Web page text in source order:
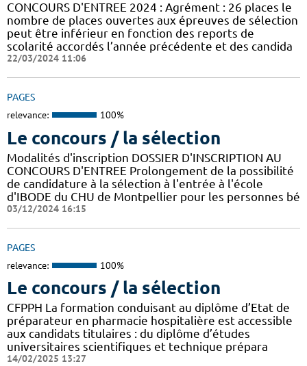
CONCOURS D'ENTREE 2024 : Agrément : 26 places le
nombre de places ouvertes aux épreuves de sélection
peut être inférieur en fonction des reports de
scolarité accordés l’année précédente et des candida
22/03/2024 11:06
PAGES
relevance: 100%
Le concours / la sélection
Modalités d'inscription DOSSIER D'INSCRIPTION AU
CONCOURS D'ENTREE Prolongement de la possibilité
de candidature à la sélection à l'entrée à l'école
d'IBODE du CHU de Montpellier pour les personnes bé
03/12/2024 16:15
PAGES
relevance: 100%
Le concours / la sélection
CFPPH La formation conduisant au diplôme d’Etat de
préparateur en pharmacie hospitalière est accessible
aux candidats titulaires : du diplôme d’études
universitaires scientifiques et technique prépara
14/02/2025 13:27